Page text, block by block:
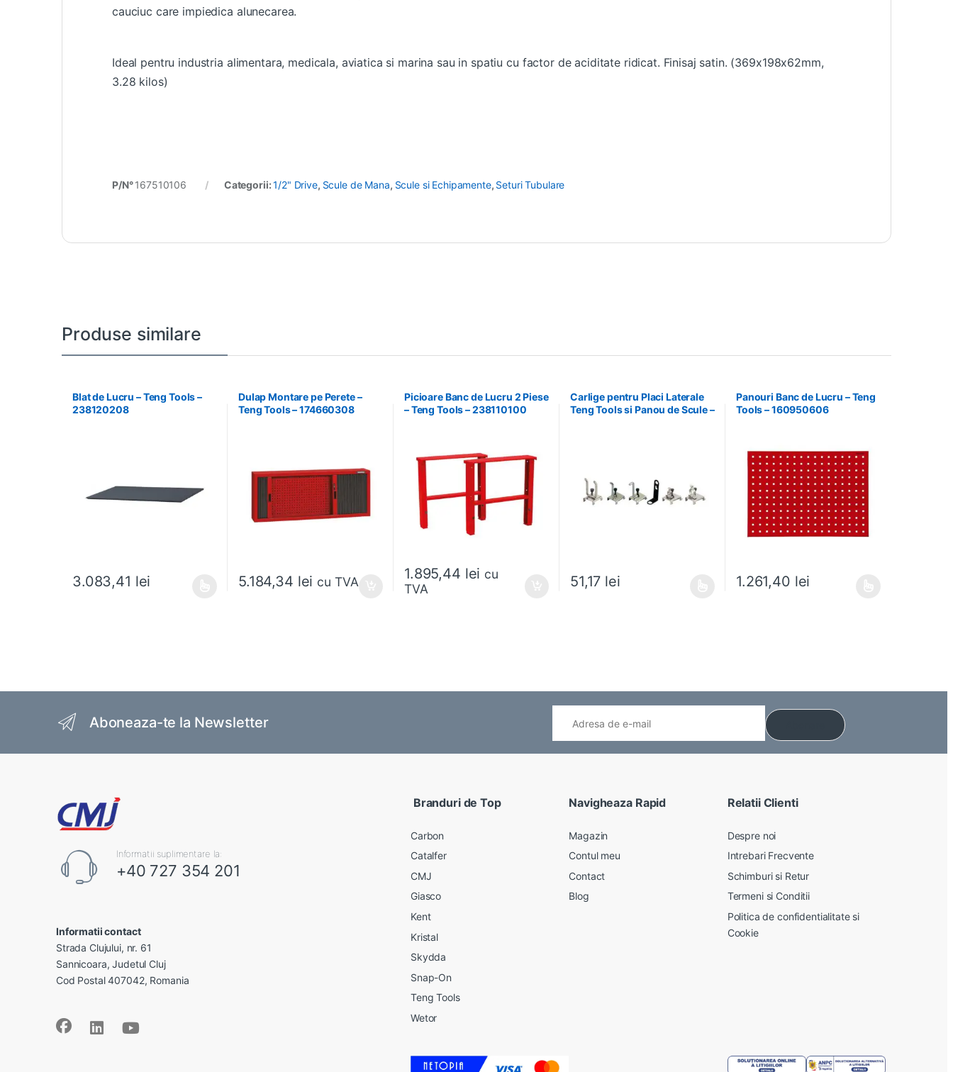
cauciuc care impiedica alunecarea.
Ideal pentru industria alimentara, medicala, aviatica si marina sau in spatiu cu factor de aciditate ridicat. Finisaj satin. (369x198x62mm,
3.28 kilos)
P/N°167510106 Categorii:1/2" Drive, Scule de Mana, Scule si Echipamente, Seturi Tubulare
Produse similare
Blat de Lucru – Teng Tools –
238120208
3.083,41 lei
Acest produs are mai multe variații. Opțiunile pot fi alese în pagina produsului.
Dulap Montare pe Perete –
Teng Tools – 174660308
5.184,34 lei cu TVA
Picioare Banc de Lucru 2 Piese
– Teng Tools – 238110100
1.895,44 lei cu
TVA
Carlige pentru Placi Laterale
Teng Tools si Panou de Scule –
51,17 lei
Panouri Banc de Lucru – Teng
Tools – 160950606
1.261,40 lei
Aboneaza-te la Newsletter
Informatii suplimentare la:
+40 727 354 201
Informatii contact
Strada Clujului, nr. 61
Sannicoara, Judetul Cluj
Cod Postal 407042, Romania
Branduri de Top
Carbon
Catalfer
CMJ
Giasco
Kent
Kristal
Skydda
Snap-On
Teng Tools
Wetor
Navigheaza Rapid
Magazin
Contul meu
Contact
Blog
Relatii Clienti
Despre noi
Intrebari Frecvente
Schimburi si Retur
Termeni si Conditii
Politica de confidentialitate si
Cookie